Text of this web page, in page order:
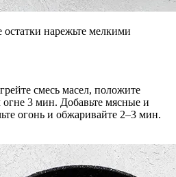
нарежьте мелкими
смесь масел, положите
3 мин. Добавьте мясные и
огонь и обжаривайте 2–3 мин.